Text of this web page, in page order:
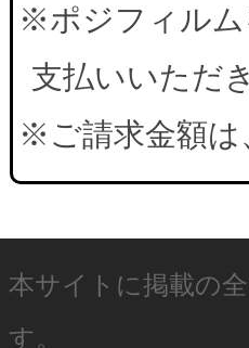
※ポジフィルム
支払いいただ
※ご請求金額は
本サイトに掲載の
す。